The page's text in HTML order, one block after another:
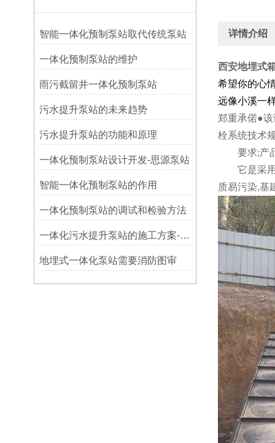
智能一体化预制泵站取代传统泵站
一体化预制泵站的维护
雨污截留井一体化预制泵站
污水提升泵站的未来趋势
污水提升泵站的功能和原理
一体化预制泵站设计开发-思源泵站
智能一体化预制泵站的作用
​一体化预制泵站的调试和检验方法
一体化污水提升泵站的施工方案-思源
地埋式一体化泵站需要消防图审
详情介绍
西安地埋式
希望你的心
远像小溪一
郑重承偌●该
栓系统技术
要求;产品
它是采用
质易污染,基